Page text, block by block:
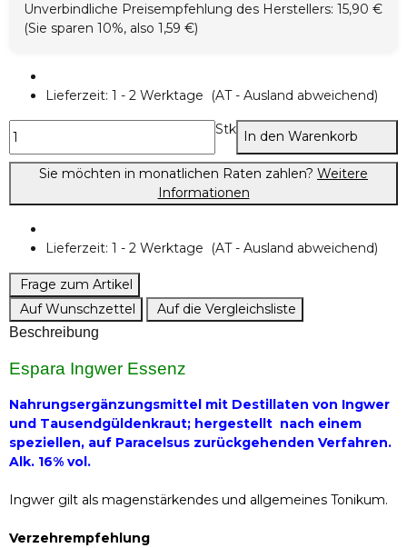
Unverbindliche Preisempfehlung des Herstellers: 15,90 €
(Sie sparen 10%, also 1,59 €)
Lieferzeit: 1 - 2 Werktage (AT - Ausland abweichend)
Stk In den Warenkorb
Sie möchten in monatlichen Raten zahlen? Weitere
Informationen
Lieferzeit: 1 - 2 Werktage (AT - Ausland abweichend)
Frage zum Artikel
Auf Wunschzettel
Auf die Vergleichsliste
Beschreibung
Espara Ingwer Essenz
Nahrungsergänzungsmittel mit Destillaten von Ingwer
und Tausendgüldenkraut; hergestellt nach einem
speziellen, auf Paracelsus zurückgehenden Verfahren.
Alk. 16% vol.
Ingwer gilt als magenstärkendes und allgemeines Tonikum.
Verzehrempfehlung